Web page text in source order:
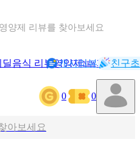
양제 리뷰를 찾아보세요
딜음식 리뷰영양제NEW기록
캐시리뷰 친구
0 0
색해보세요